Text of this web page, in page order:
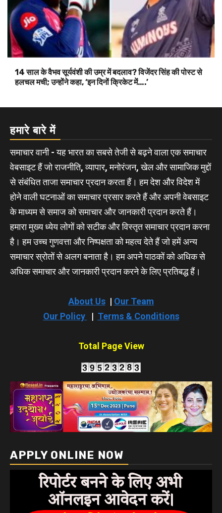
14 साल के वैभव सूर्यवंशी की उम्र में बदलाव? विजेंदर सिंह की पोस्ट से
हलचल मची; उन्होंने कहा, ‘इन दिनों क्रिकेट में….’
हमारे बारे में
समाचार वानी - यह भारत का सबसे तेजी से बढ़ने वाला एक समाचार
वेबसाइट हैं जो राजनीति, व्यापार, मनोरंजन, खेल और सामाजिक मुद्दों
से संबंधित ताजा समाचार प्रदान करता हैं। हम देश और विदेश में
होने वाली घटनाओं का समाचार प्रसार करते हैं और अपनी वेबसाइट
के माध्यम से समाज को समाचार और जानकारी प्रदान करते हैं।
हमारा मुख्य ध्येय लोगों को सटीक और विस्तृत समाचार प्रदान करना
है। हम उच्च गुणवत्ता और निष्पक्षता को महत्व देते हैं जो हमें अन्य
समाचार स्रोतों से अलग बनाता है। हम अपने पाठकों को अधिक से
अधिक समाचार और जानकारी प्रदान करने के लिए प्रतिबद्ध हैं।
About Us| Our Team
Our Policy
| Terms & Conditions
Total Page View
APPLY ONLINE NOW